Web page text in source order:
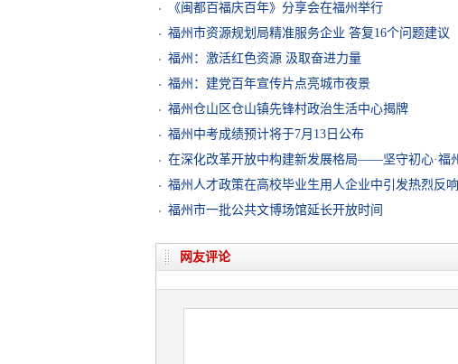
《闽都百福庆百年》分享会在福州举行
福州市资源规划局精准服务企业 答复16个问题建议
福州：激活红色资源 汲取奋进力量
福州：建党百年宣传片点亮城市夜景
福州仓山区仓山镇先锋村政治生活中心揭牌
福州中考成绩预计将于7月13日公布
在深化改革开放中构建新发展格局——坚守初心·福
福州人才政策在高校毕业生用人企业中引发热烈反响
福州市一批公共文博场馆延长开放时间
网友评论